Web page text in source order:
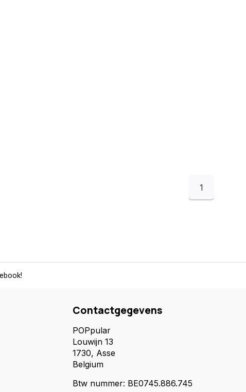
1
Contactgegevens
POPpular
Louwijn 13
1730, Asse
Belgium
Btw nummer: BE0745.886.745